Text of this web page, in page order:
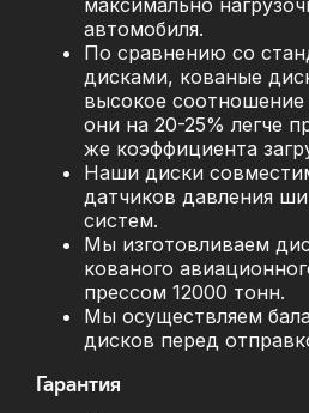
автомобиля.
По сравнению со
дисками, кованые
высокое соотношение
они на 20-25% легче
же коэффициента
Наши диски
датчиков давления
систем.
Мы изготовливаем
кованого
прессом 12000 тонн.
Мы осуществляем
дисков перед
Гарантия